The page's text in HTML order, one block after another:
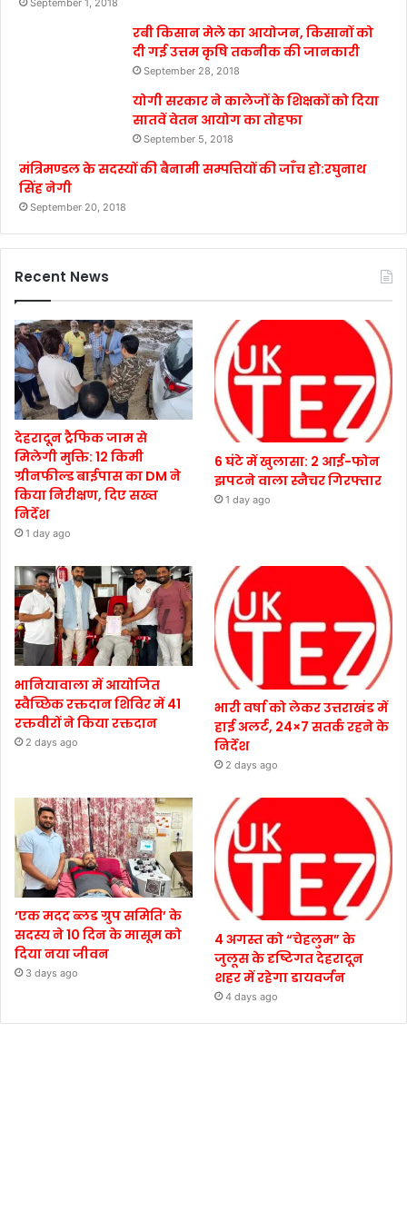
September 1, 2018
रबी किसान मेले का आयोजन, किसानों को
दी गई उत्तम कृषि तकनीक की जानकारी
September 28, 2018
योगी सरकार ने कालेजों के शिक्षकों को दिया
सातवें वेतन आयोग का तोहफा
September 5, 2018
मंत्रिमण्डल के सदस्यों की बैनामी सम्पत्तियों की जाँच हो:रघुनाथ
सिंह नेगी
September 20, 2018
Recent News
देहरादून ट्रैफिक जाम से
मिलेगी मुक्ति: 12 किमी
ग्रीनफील्ड बाईपास का DM ने
किया निरीक्षण, दिए सख्त
निर्देश
1 day ago
6 घंटे में खुलासा: 2 आई-फोन
झपटने वाला स्नैचर गिरफ्तार
1 day ago
भानियावाला में आयोजित
स्वैच्छिक रक्तदान शिविर में 41
रक्तवीरों ने किया रक्तदान
2 days ago
भारी वर्षा को लेकर उत्तराखंड में
हाई अलर्ट, 24×7 सतर्क रहने के
निर्देश
2 days ago
‘एक मदद ब्लड ग्रुप समिति’ के
सदस्य ने 10 दिन के मासूम को
दिया नया जीवन
3 days ago
4 अगस्त को “चेहलुम” के
जुलूस के दृष्टिगत देहरादून
शहर में रहेगा डायवर्जन
4 days ago